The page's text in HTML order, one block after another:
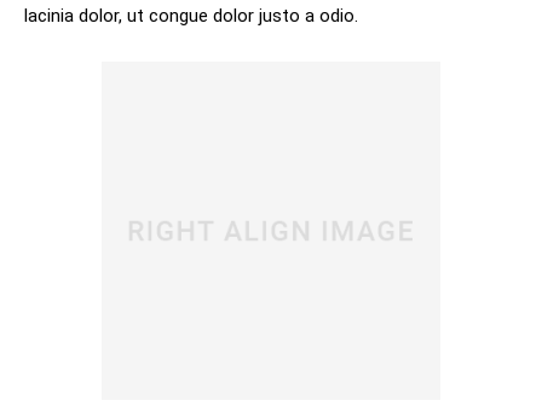
lacinia dolor, ut congue dolor justo a odio.